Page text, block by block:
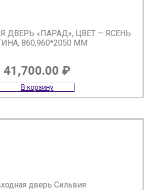
ДВЕРЬ «ПАРАД», ЦВЕТ — ЯСЕНЬ
860,960*2050 ММ
41,700.00 ₽
В корзину